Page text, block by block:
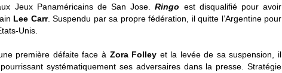
Jeux Panaméricains de San Jose.Ringo est disqualifié pour avoir
Lee Carr. Suspendu par sa propre fédération, il quitte l’Argentine pour
Unis.
première défaite face à Zora Folley et la levée de sa suspension, il
systématiquement ses adversaires dans la presse. Stratégie